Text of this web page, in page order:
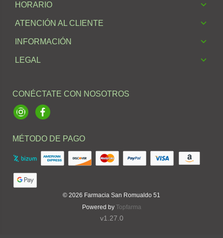
HORARIO
ATENCIÓN AL CLIENTE
INFORMACIÓN
LEGAL
CONÉCTATE CON NOSOTROS
InstagramFacebook
MÉTODO DE PAGO
© 2026 Farmacia San Romualdo 51
Powered by Topfarma
v1.27.0